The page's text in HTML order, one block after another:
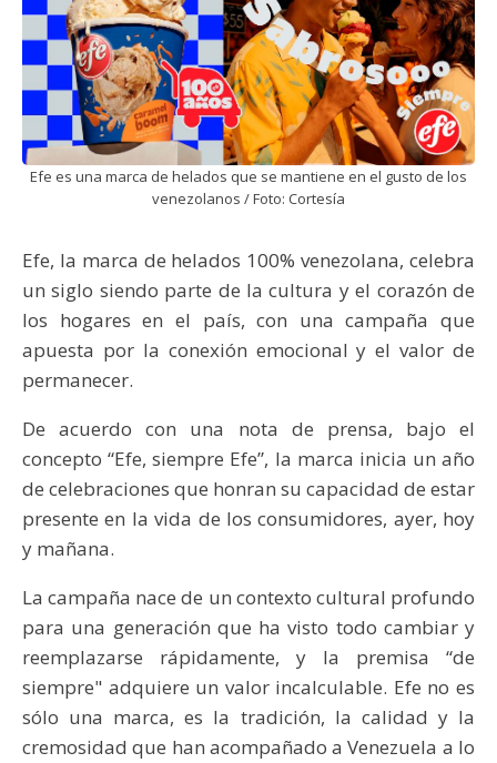
Efe es una marca de helados que se mantiene en el gusto de los
venezolanos / Foto: Cortesía
Efe, la marca de helados 100% venezolana, celebra
un siglo siendo parte de la cultura y el corazón de
los hogares en el país, con una campaña que
apuesta por la conexión emocional y el valor de
permanecer.
De acuerdo con una nota de prensa, bajo el
concepto “Efe, siempre Efe”, la marca inicia un año
de celebraciones que honran su capacidad de estar
presente en la vida de los consumidores, ayer, hoy
y mañana.
La campaña nace de un contexto cultural profundo
para una generación que ha visto todo cambiar y
reemplazarse rápidamente, y la premisa “de
siempre" adquiere un valor incalculable. Efe no es
sólo una marca, es la tradición, la calidad y la
cremosidad que han acompañado a Venezuela a lo